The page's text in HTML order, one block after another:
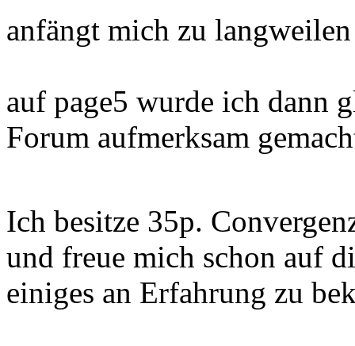
anfängt mich zu
auf page5 wurde ich dann
Forum aufmerksam
Ich besitze 35p.
und freue mich schon auf
einiges an Erfahrung zu